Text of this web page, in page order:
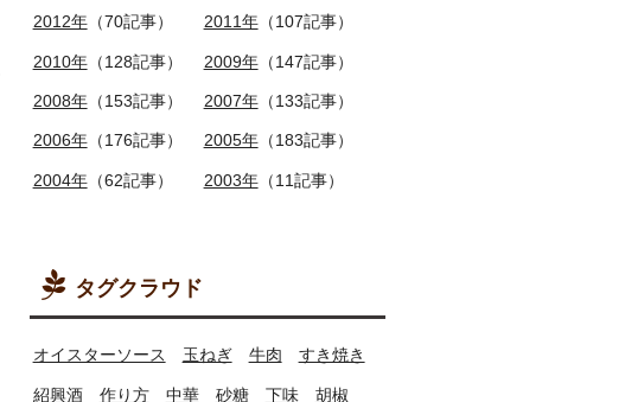
2012年（70記事） 2011年（107記事）
2010年（128記事） 2009年（147記事）
2008年（153記事） 2007年（133記事）
2006年（176記事） 2005年（183記事）
2004年（62記事） 2003年（11記事）
タグクラウド
オイスターソース 玉ねぎ 牛肉 すき焼き
紹興酒 作り方 中華 砂糖 下味 胡椒